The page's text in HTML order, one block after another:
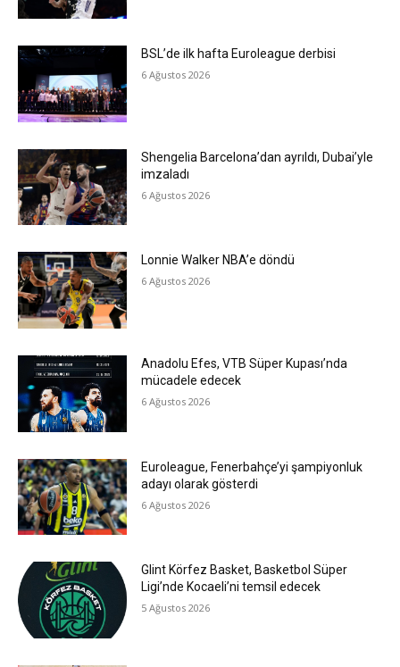
BSL’de ilk hafta Euroleague derbisi
6 Ağustos 2026
Shengelia Barcelona’dan ayrıldı, Dubai’yle
imzaladı
6 Ağustos 2026
Lonnie Walker NBA’e döndü
6 Ağustos 2026
Anadolu Efes, VTB Süper Kupası’nda
mücadele edecek
6 Ağustos 2026
Euroleague, Fenerbahçe’yi şampiyonluk
adayı olarak gösterdi
6 Ağustos 2026
Glint Körfez Basket, Basketbol Süper
Ligi’nde Kocaeli’ni temsil edecek
5 Ağustos 2026